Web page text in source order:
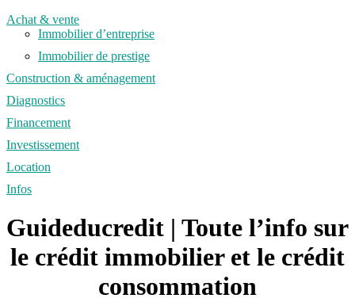
Achat & vente
Immobilier d’entreprise
Immobilier de prestige
Construction & aménagement
Diagnostics
Financement
Investissement
Location
Infos
Guideducredit | Toute l’info sur
le crédit immobilier et le crédit
con­som­ma­tion